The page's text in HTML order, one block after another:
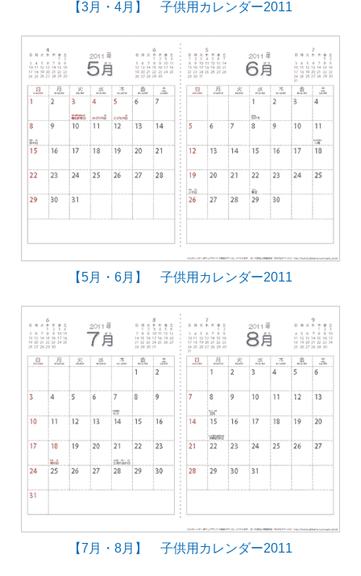
【3月・4月】 子供用カレンダー2011
【5月・6月】 子供用カレンダー2011
【7月・8月】 子供用カレンダー2011